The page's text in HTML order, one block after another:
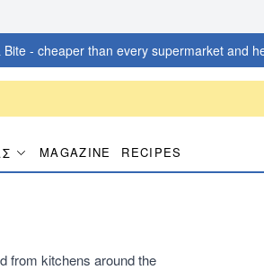
- cheaper than every supermarket and
MAGAZINE RECIPES
from kitchens around the